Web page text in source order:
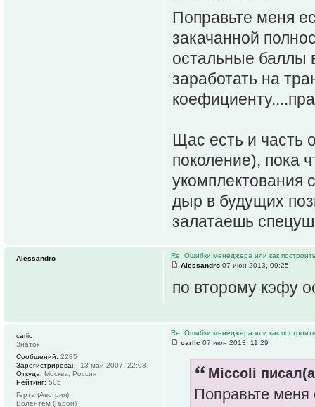
Поправьте меня
закачанной
остальные баллы
заработать на
Щас есть и часть
поколение), пока
укомплектования
дыр в будущих
залатаешь
Re: Ошибки менеджера или как построить
Alessandro 07 июн 2013, 09:25
по второму кэфу
Alessandro
Re: Ошибки менеджера или как построить
carlic 07 июн 2013, 11:29
Miccoli
Поправьте меня
carlic
Знаток
Сообщений: 2285
Зарегистрирован: 13 май 2007, 22:08
Откуда: Москва, Россия
Рейтинг: 505
Герта (Австрия)
Волентем (Габон)